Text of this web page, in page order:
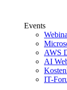
Events
AWS
AI
IT-